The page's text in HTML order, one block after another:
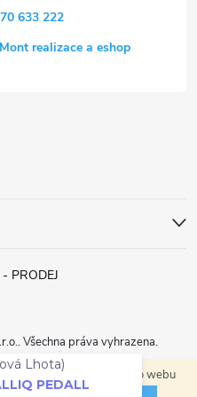
procházením tohoto webu
633 222
realizace a eshop
PRODEJ
Shoptet
. Všechna práva vyhrazena.
Lhota)
PEDALL
křížek